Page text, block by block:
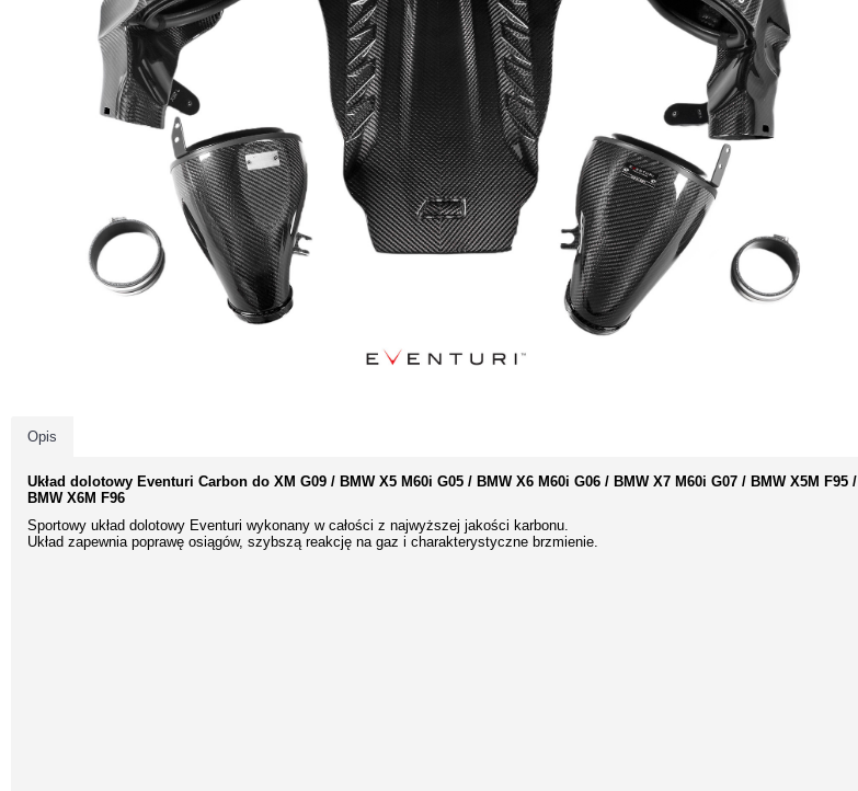
Opis
Układ dolotowy Eventuri Carbon do XM G09 / BMW X5 M60i G05 / BMW X6 M60i G06 / BMW X7 M60i G07 / BMW X5M F95 /
BMW X6M F96
Sportowy układ dolotowy Eventuri wykonany w całości z najwyższej jakości karbonu.
Układ zapewnia poprawę osiągów, szybszą reakcję na gaz i charakterystyczne brzmienie.